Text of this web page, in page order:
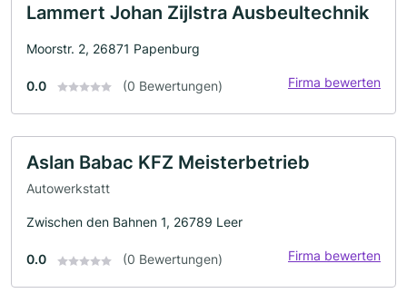
Lammert Johan Zijlstra Ausbeultechnik
Moorstr. 2, 26871 Papenburg
0.0 (0 Bewertungen) Firma bewerten
Aslan Babac KFZ Meisterbetrieb
Autowerkstatt
Zwischen den Bahnen 1, 26789 Leer
0.0 (0 Bewertungen) Firma bewerten